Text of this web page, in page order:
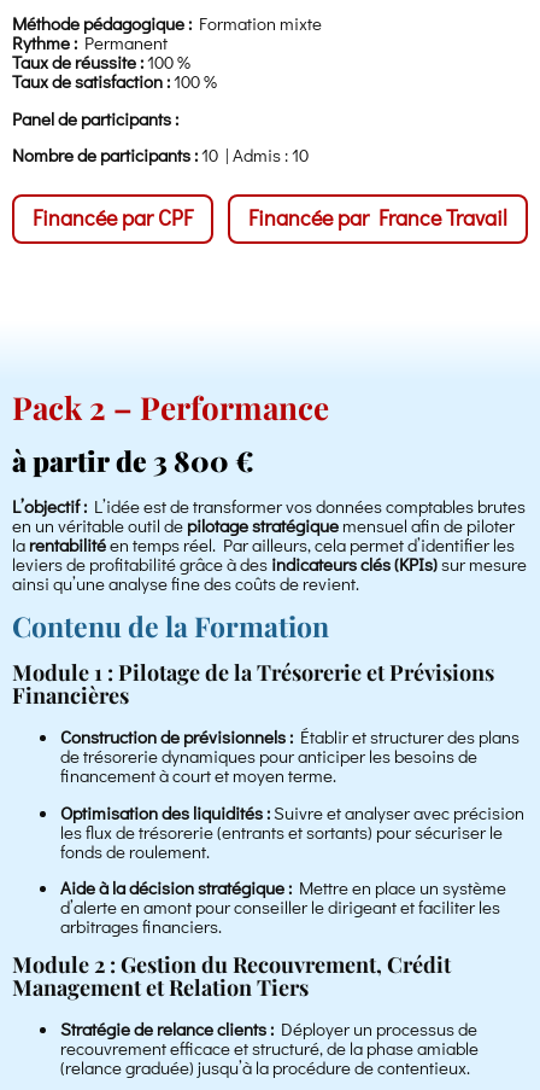
Méthode pédagogique : Formation mixte
Rythme : Permanent
Taux de réussite :100 %
Taux de satisfaction :100 %
Panel de participants :
Nombre de participants :10 | Admis : 10
Financée par CPF Financée par France Travail
Pack 2 – Performance
à partir de 3 800 €
L’objectif : L’idée est de transformer vos données comptables brutes
en un véritable outil de pilotage stratégique mensuel afin de piloter
la rentabilitéen temps réel. Par ailleurs, cela permet d’identifier les
leviers de profitabilité grâce à des indicateurs clés (KPIs)sur mesure
ainsi qu’une analyse fine des coûts de revient.
Contenu de la Formation
Module 1 : Pilotage de la Trésorerie et Prévisions
Financières
Construction de prévisionnels : Établir et structurer des plans
de trésorerie dynamiques pour anticiper les besoins de
financement à court et moyen terme.
Optimisation des liquidités : Suivre et analyser avec précision
les flux de trésorerie (entrants et sortants) pour sécuriser le
fonds de roulement.
Aide à la décision stratégique : Mettre en place un système
d’alerte en amont pour conseiller le dirigeant et faciliter les
arbitrages financiers.
Module 2 : Gestion du Recouvrement, Crédit
Management et Relation Tiers
Stratégie de relance clients : Déployer un processus de
recouvrement efficace et structuré, de la phase amiable
(relance graduée) jusqu’à la procédure de contentieux.